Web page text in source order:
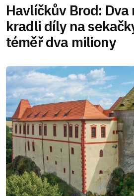
Havlíčkův Brod: Dva
kradli díly na
téměř dva miliony